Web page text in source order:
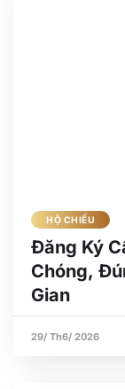
HỘ CHIẾU
Đăng Ký
Chóng,
Gian
29/ Th6/ 2026